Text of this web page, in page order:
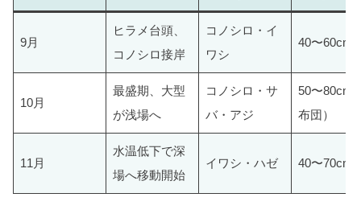
9月
ヒラメ台頭、
コノシロ接岸
コノシロ・イ
ワシ
40〜60cm
10月
最盛期、大型
が浅場へ
コノシロ・サ
バ・アジ
50〜80cm
布団）
11月
水温低下で深
場へ移動開始
イワシ・ハゼ 40〜70cm